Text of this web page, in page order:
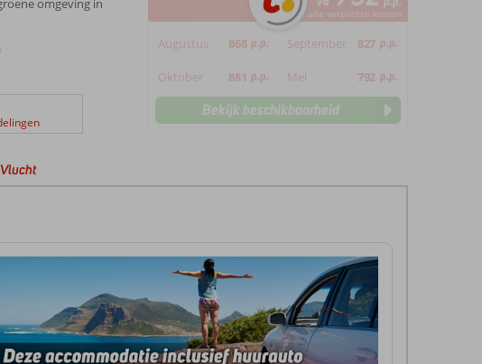
omgeving in
*incl. alle verplichte kosten
Augustus 868 p.p. September 827 p.p.
Oktober 881 p.p. Mei 792 p.p.
Bekijk beschikbaarheid
Vlucht